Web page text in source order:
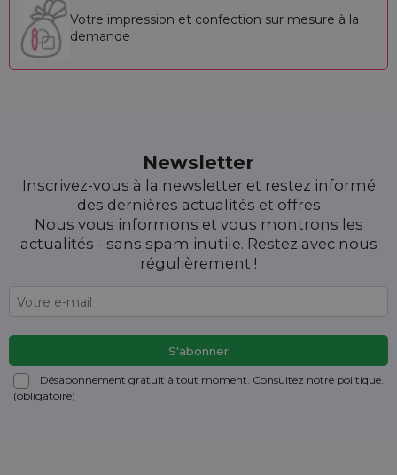
Votre impression et confection sur mesure à la
demande
Newsletter
Inscrivez-vous à la newsletter et restez informé
des dernières actualités et offres
Nous vous informons et vous montrons les
actualités - sans spam inutile. Restez avec nous
régulièrement !
Désabonnement gratuit à tout moment. Consultez notre politique.
(obligatoire)